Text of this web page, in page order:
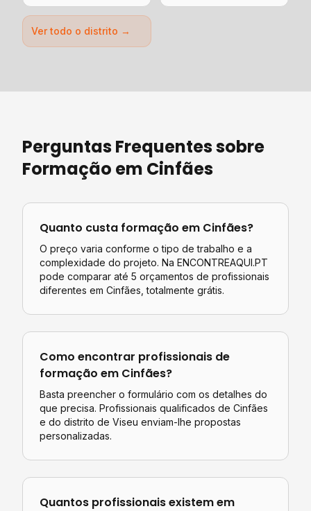
Ver todo o distrito →
Perguntas Frequentes sobre
Formação em Cinfães
Quanto custa formação em Cinfães?
O preço varia conforme o tipo de trabalho e a
complexidade do projeto. Na ENCONTREAQUI.PT
pode comparar até 5 orçamentos de profissionais
diferentes em Cinfães , totalmente grátis.
Como encontrar profissionais de
formação em Cinfães?
Basta preencher o formulário com os detalhes do
que precisa. Profissionais qualificados de Cinfães
e do distrito de Viseu enviam-lhe propostas
personalizadas.
Quantos profissionais existem em